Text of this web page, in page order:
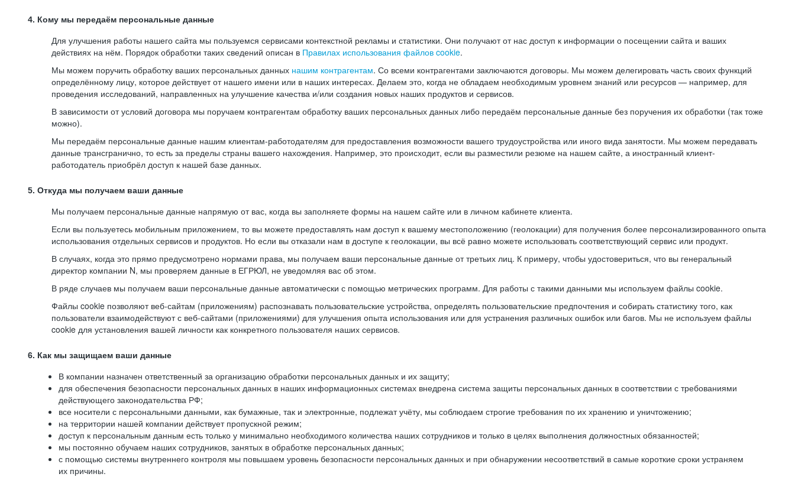
4. Кому мы передаём персональные данные
Для улучшения работы нашего сайта мы пользуемся сервисами контекстной рекламы и статистики. Они получают от нас доступ к информации о посещении сайта и ваших
действиях на нём. Порядок обработки таких сведений описан в Правилах использования файлов cookie.
Мы можем поручить обработку ваших персональных данных нашим контрагентам. Со всеми контрагентами заключаются договоры. Мы можем делегировать часть своих функций
определённому лицу, которое действует от нашего имени или в наших интересах. Делаем это, когда не обладаем необходимым уровнем знаний или ресурсов — например, для
проведения исследований, направленных на улучшение качества и/или создания новых наших продуктов и сервисов.
В зависимости от условий договора мы поручаем контрагентам обработку ваших персональных данных либо передаём персональные данные без поручения их обработки (так тоже
можно).
Мы передаём персональные данные нашим клиентам-работодателям для предоставления возможности вашего трудоустройства или иного вида занятости. Мы можем передавать
данные трансгранично, то есть за пределы страны вашего нахождения. Например, это происходит, если вы разместили резюме на нашем сайте, а иностранный клиент-
работодатель приобрёл доступ к нашей базе данных.
5. Откуда мы получаем ваши данные
Мы получаем персональные данные напрямую от вас, когда вы заполняете формы на нашем сайте или в личном кабинете клиента.
Если вы пользуетесь мобильным приложением, то вы можете предоставлять нам доступ к вашему местоположению (геолокации) для получения более персонализированного опыта
использования отдельных сервисов и продуктов. Но если вы отказали нам в доступе к геолокации, вы всё равно можете использовать соответствующий сервис или продукт.
В случаях, когда это прямо предусмотрено нормами права, мы получаем ваши персональные данные от третьих лиц. К примеру, чтобы удостовериться, что вы генеральный
директор компании N, мы проверяем данные в ЕГРЮЛ, не уведомляя вас об этом.
В ряде случаев мы получаем ваши персональные данные автоматически с помощью метрических программ. Для работы с такими данными мы используем файлы cookie.
Файлы cookie позволяют веб-сайтам (приложениям) распознавать пользовательские устройства, определять пользовательские предпочтения и собирать статистику того, как
пользователи взаимодействуют с веб-сайтами (приложениями) для улучшения опыта использования или для устранения различных ошибок или багов. Мы не используем файлы
cookie для установления вашей личности как конкретного пользователя наших сервисов.
6. Как мы защищаем ваши данные
В компании назначен ответственный за организацию обработки персональных данных и их защиту;
для обеспечения безопасности персональных данных в наших информационных системах внедрена система защиты персональных данных в соответствии с требованиями
действующего законодательства РФ;
все носители с персональными данными, как бумажные, так и электронные, подлежат учёту, мы соблюдаем строгие требования по их хранению и уничтожению;
на территории нашей компании действует пропускной режим;
доступ к персональным данным есть только у минимально необходимого количества наших сотрудников и только в целях выполнения должностных обязанностей;
мы постоянно обучаем наших сотрудников, занятых в обработке персональных данных;
с помощью системы внутреннего контроля мы повышаем уровень безопасности персональных данных и при обнаружении несоответствий в самые короткие сроки устраняем
их причины.